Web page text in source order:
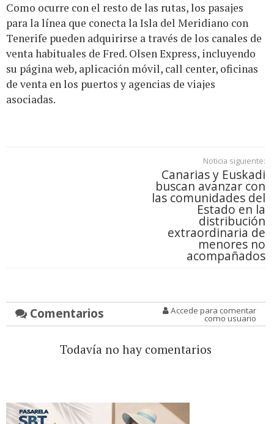
Como ocurre con el resto de las rutas, los pasajes
para la línea que conecta la Isla del Meridiano con
Tenerife pueden adquirirse a través de los canales de
venta habituales de Fred. Olsen Express, incluyendo
su página web, aplicación móvil, call center, oficinas
de venta en los puertos y agencias de viajes
asociadas.
Noticia siguiente:
Canarias y Euskadi
buscan avanzar con
las comunidades del
Estado en la
distribución
extraordinaria de
menores no
acompañados
Comentarios Accede para comentar
como usuario
Todavía no hay comentarios